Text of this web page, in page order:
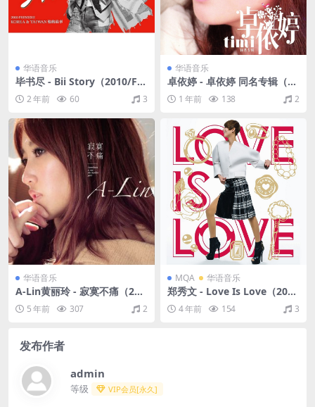
华语音乐
毕书尽 - Bii Story（2010/FL
AC/分轨/344M）
2 年前 60 3
华语音乐
卓依婷 - 卓依婷 同名专辑（20
11/FLAC/分轨/299M）
1 年前 138 2
华语音乐
A-Lin黄丽玲 - 寂寞不痛（201
0/FLAC/分轨/271M）
5 年前 307 2
MQA 华语音乐
郑秀文 - Love Is Love（201
3/FLAC/分轨/284M）(MQA/
16bit/44.1kHz)
4 年前 154 3
发布作者
admin
等级 VIP会员[永久]